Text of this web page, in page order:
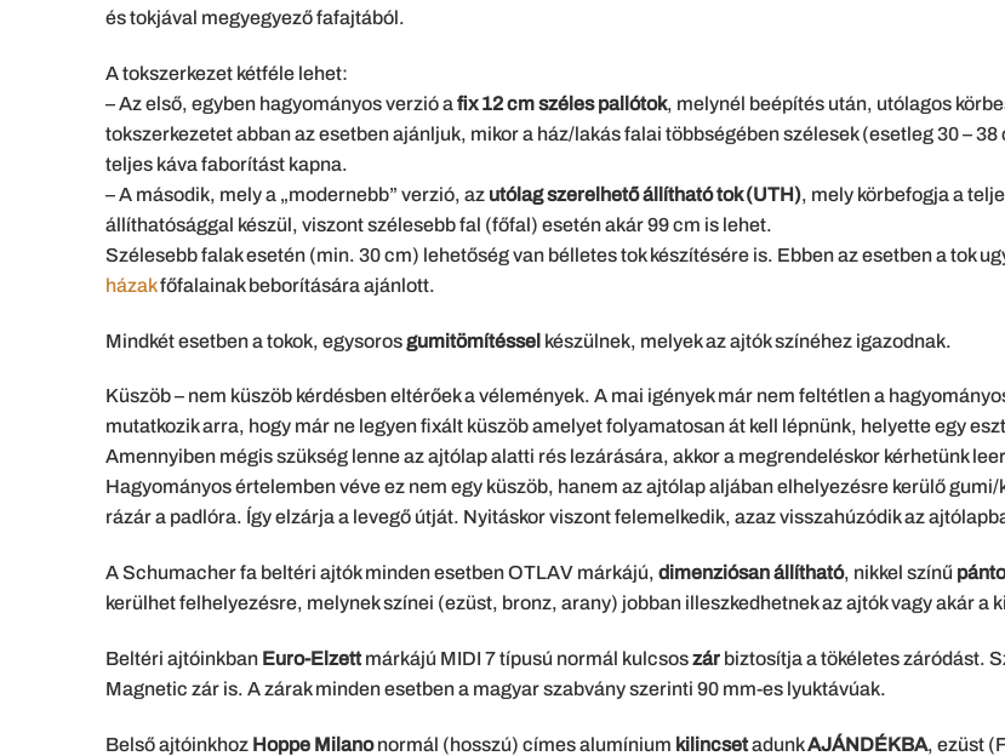
és tokjával megyegyező fafajtából.
A tokszerkezet kétféle lehet:
– Az első, egyben hagyományos verzió afix 12 cm széles pallótok, melynél beépítés után, utólagos
tokszerkezetet abban az esetben ajánljuk, mikor a ház/lakás falai többségében szélesek (esetleg 30 –
teljes káva faborítást kapna.
– A második, mely a „modernebb” verzió, az utólag szerelhető állítható tok (UTH), mely körbefogja a
állíthatósággal készül, viszont szélesebb fal (főfal) esetén akár 99 cm is lehet.
Szélesebb falak esetén (min. 30 cm) lehetőség van bélletes tok készítésére is. Ebben az esetben a tok
házakfőfalainak beborítására ajánlott.
Mindkét esetben a tokok, egysorosgumitömítéssel készülnek, melyek az ajtók színéhez igazodnak.
Küszöb – nem küszöb kérdésben eltérőek a vélemények. A mai igények már nem feltétlen a
mutatkozik arra, hogy már ne legyen fixált küszöb amelyet folyamatosan át kell lépnünk, helyette egy
Amennyiben mégis szükség lenne az ajtólap alatti rés lezárására, akkor a megrendeléskor kérhetünk
Hagyományos értelemben véve ez nem egy küszöb, hanem az ajtólap aljában elhelyezésre kerülő
rázár a padlóra. Így elzárja a levegő útját. Nyitáskor viszont felemelkedik, azaz visszahúzódik az
A Schumacher fa beltéri ajtók minden esetben OTLAV márkájú, dimenziósan állítható, nikkel színű
kerülhet felhelyezésre, melynek színei (ezüst, bronz, arany) jobban illeszkedhetnek az ajtók vagy akár a
Beltéri ajtóinkban Euro-Elzettmárkájú MIDI 7 típusú normál kulcsoszár biztosítja a tökéletes záródást.
Magnetic zár is. A zárak minden esetben a magyar szabvány szerinti 90 mm-es lyuktávúak.
Belső ajtóinkhoz Hoppe Milanonormál (hosszú) címes alumínium kilincsetadunkAJÁNDÉKBA, ezüst